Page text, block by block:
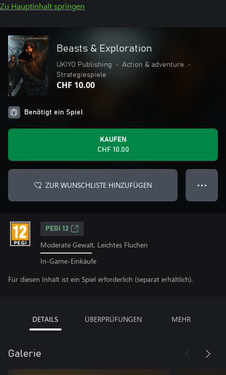
Zu Hauptinhalt springen
Beasts & Exploration
UKIYO Publishing • Action & adventure
•
Strategiespiele
CHF 10.00
Benötigt ein Spiel
KAUFEN
CHF 10.00
ZUR WUNSCHLISTE HINZUFÜGEN ● ● ●
PEGI 12
Moderate Gewalt, Leichtes Fluchen
In-Game-Einkäufe
Für diesen Inhalt ist ein Spiel erforderlich (separat erhältlich).
DETAILS ÜBERPRÜFUNGEN MEHR
Galerie